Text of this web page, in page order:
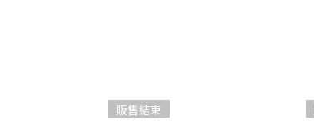
販售結束